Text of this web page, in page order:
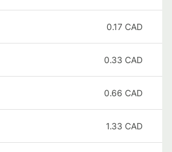
0.17 CAD
0.33 CAD
0.66 CAD
1.33 CAD